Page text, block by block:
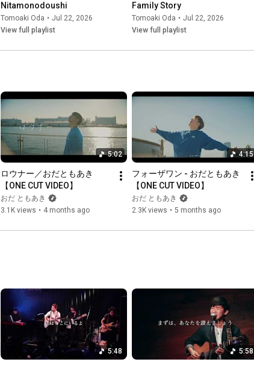
--- 歌詞 ---
「 それでいいのだ 」
眩しい光が差し込む方へと
辿り着いたのは
行き止まりの標識だった
これが最初じゃない
間違いばかりだ
何が正しいか分からないまま
また一から始めようか
変わることなんて 一つもない
だからいいのだ　いいのだ
選ぶ道なんて 一つじゃないから
三歩進んで二歩下がる
それくらいが丁度いい
Nitamonodoushi
Tomoaki Oda • Jul 22, 2026
View full playlist
Family Story
Tomoaki Oda • Jul 22, 2026
View full playlist
5:02
ロウナー／おだともあき
【ONE CUT VIDEO】
おだ ともあき
3.1K views • 4 months ago
4:15
フォーザワン - おだともあき
【ONE CUT VIDEO】
おだ ともあき
2.3K views • 5 months ago
5:48 5:58